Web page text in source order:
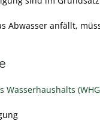
Abwasser anfällt,
Wasserhaushalts